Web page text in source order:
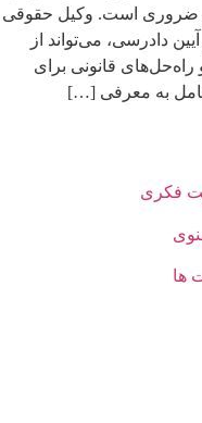
ضروری است. وکیل حقوقی
دادرسی، می‌تواند از
قانونی برای
کامل به معرفی […]
فکری
ها